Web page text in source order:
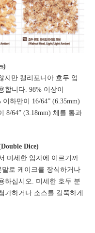
지만 캘리포니아 호두 업
합니다. 98% 이상이
하만이 16/64” (6.35mm)
8/64” (3.18mm) 체를 통과
Dice)
미세한 입자에 이르기까
로 케이크를 장식하거나
하십시오. 미세한 호두 분
가하거나 소스를 걸쭉하게